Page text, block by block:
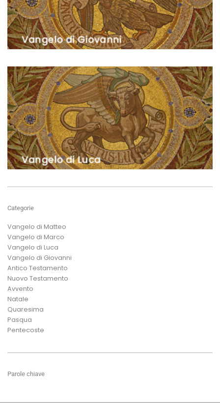
Categorie
Vangelo di Matteo
Vangelo di Marco
Vangelo di Luca
Vangelo di Giovanni
Antico Testamento
Nuovo Testamento
Avvento
Natale
Quaresima
Pasqua
Pentecoste
Parole chiave